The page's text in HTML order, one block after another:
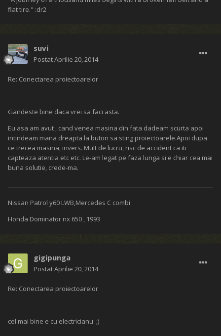
flat tire." :dr2
suvi
PostatAprilie 20, 2014
Re: Conectarea proiectoarelor
Gandeste bine daca vrei sa faci asta.
Eu asa am avut , cand venea masina din fata dadeam scurta apoi
intindeam mana dreapta la buton sa sting proiectoarele.Apoi dupa
ce trecea masina, invers. Mult de lucru, risc de accident ca iti
capteaza atentia etc etc. Le-am legat pe faza lunga si e chiar cea mai
buna solutie, crede-ma.
Nissan Patrol y60 LWB,Mercedes C combi
Honda Dominator nx 650 , 1993
gigipunga
PostatAprilie 20, 2014
Re: Conectarea proiectoarelor
cel mai bine e cu electricianu' ;)